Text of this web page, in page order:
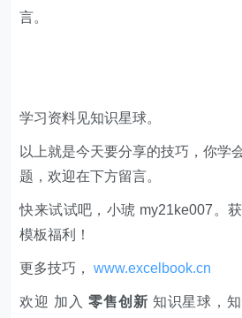
言。
学习资料见知识星球。
以上就是今天要分享的技巧，你学
题，欢迎在下方留言。
快来试试吧，小琥 my21ke007。
模板福利​​​​！
更多技巧，www.excelbook.cn
欢迎 加入 零售创新 知识星球，